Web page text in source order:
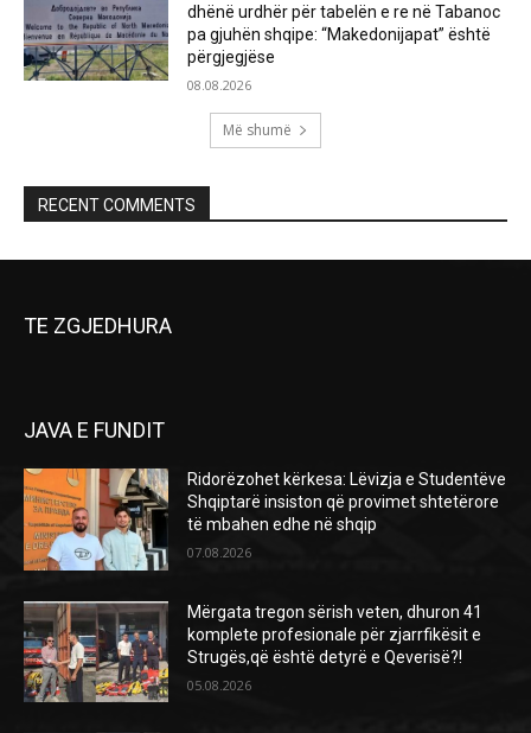
dhënë urdhër për tabelën e re në Tabanoc
pa gjuhën shqipe: “Makedonijapat” është
përgjegjëse
08.08.2026
Më shumë
RECENT COMMENTS
TE ZGJEDHURA
JAVA E FUNDIT
Ridorëzohet kërkesa: Lëvizja e Studentëve
Shqiptarë insiston që provimet shtetërore
të mbahen edhe në shqip
07.08.2026
Mërgata tregon sërish veten, dhuron 41
komplete profesionale për zjarrfikësit e
Strugës,që është detyrë e Qeverisë?!
05.08.2026